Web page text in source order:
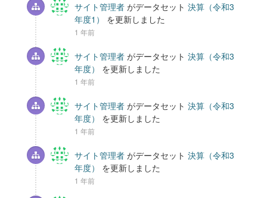
サイト管理者 がデータセット 決算（令和3
年度1）
を更新しました
1 年前
サイト管理者 がデータセット 決算（令和3
年度）
を更新しました
1 年前
サイト管理者 がデータセット 決算（令和3
年度）
を更新しました
1 年前
サイト管理者 がデータセット 決算（令和3
年度）
を更新しました
1 年前